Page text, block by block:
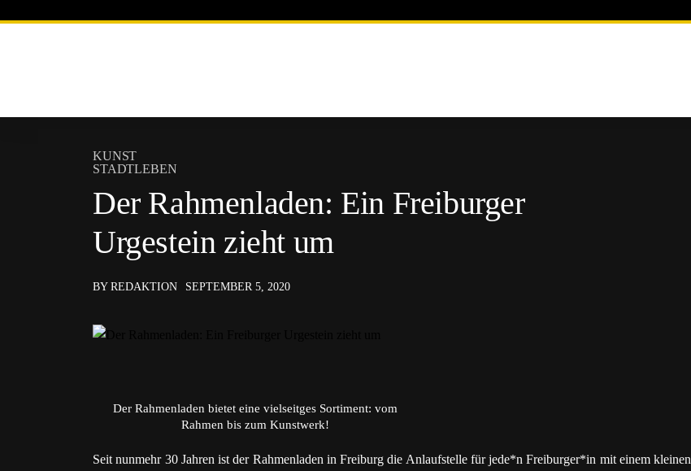
KUNST
STADTLEBEN
Der Rahmenladen: Ein Freiburger
Urgestein zieht um
BY REDAKTION SEPTEMBER 5, 2020
Der Rahmenladen bietet eine vielseitges Sortiment: vom
Rahmen bis zum Kunstwerk!
Seit nunmehr 30 Jahren ist der Rahmenladen in Freiburg die Anlaufstelle für jede*n Freiburger*in mit einem kleinen